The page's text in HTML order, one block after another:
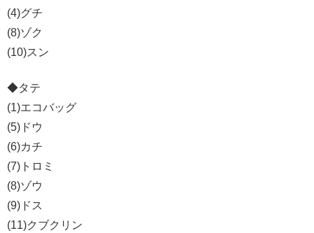
(4)グチ
(8)ゾク
(10)スン
◆タテ
(1)エコバッグ
(5)ドウ
(6)カチ
(7)トロミ
(8)ゾウ
(9)ドス
(11)クブクリン